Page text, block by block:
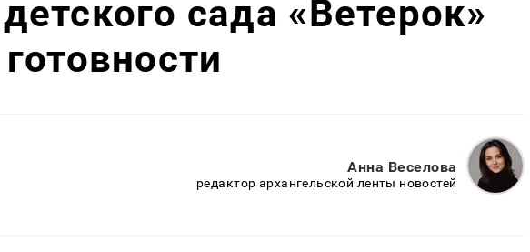
сада «Ветерок»
Анна Веселова
редактор архангельской ленты новостей